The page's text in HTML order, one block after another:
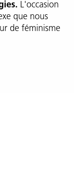
L'occasion
que nous
de féminisme